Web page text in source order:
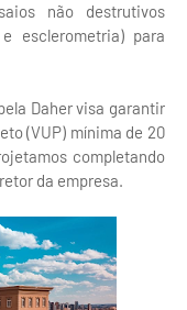
não destrutivos
esclerometria) para
Daher visa garantir
(VUP) mínima de 20
completando
da empresa.